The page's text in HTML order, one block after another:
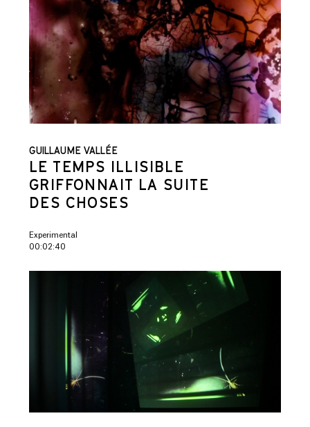
GUILLAUME VALLÉE
LE TEMPS ILLISIBLE
GRIFFONNAIT LA SUITE
DES CHOSES
Experimental
00:02:40